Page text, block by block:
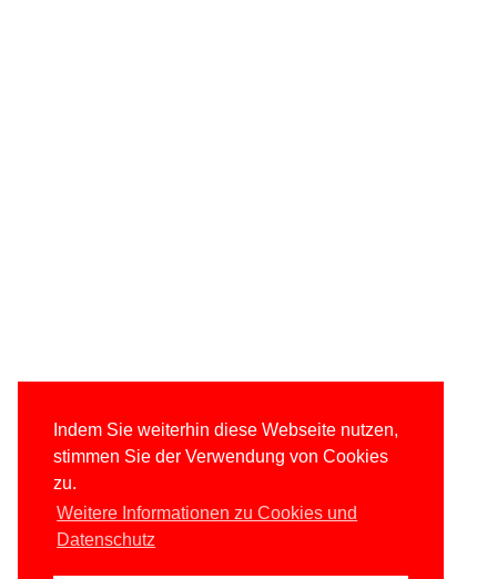
Indem Sie weiterhin diese Webseite nutzen,
stimmen Sie der Verwendung von Cookies
zu.
Weitere Informationen zu Cookies und
Datenschutz